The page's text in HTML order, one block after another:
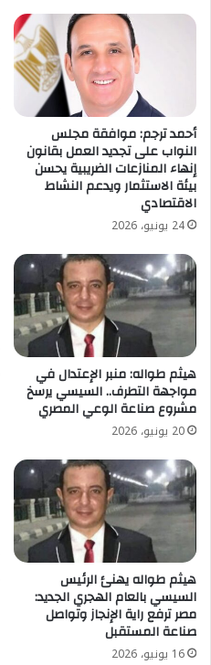
أحمد ترجم: موافقة مجلس
النواب على تجديد العمل بقانون
إنهاء المنازعات الضريبية يحسن
بيئة الاستثمار ويدعم النشاط
الاقتصادي
24 يونيو، 2026
هيثم طواله: منبر الإعتدال في
مواجهة التطرف.. السيسي يرسخ
مشروع صناعة الوعي المصري
20 يونيو، 2026
هيثم طواله يهنئ الرئيس
السيسي بالعام الهجري الجديد:
مصر ترفع راية الإنجاز وتواصل
صناعة المستقبل
16 يونيو، 2026